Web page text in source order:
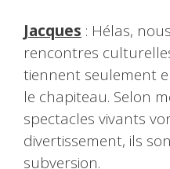
Jacques : Hélas,
rencontres
tiennent seulement
le chapiteau. Selon
spectacles vivants
divertissement, ils
subversion.